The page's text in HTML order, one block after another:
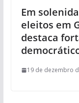
Em
eleitos em
destaca
19 de dezembro